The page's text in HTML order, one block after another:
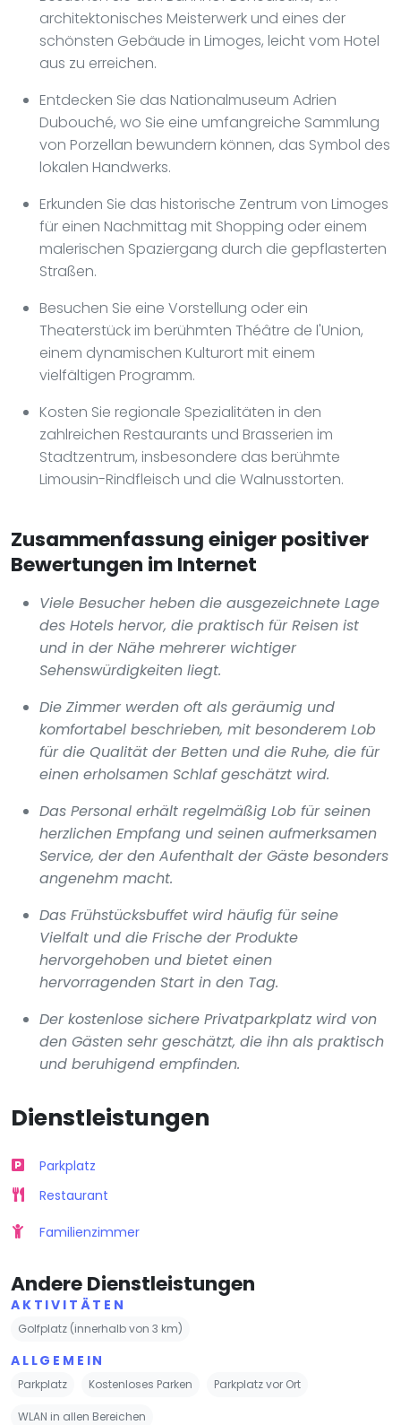
architektonisches Meisterwerk und eines der
schönsten Gebäude in Limoges, leicht vom Hotel
aus zu erreichen.
Entdecken Sie das Nationalmuseum Adrien
Dubouché, wo Sie eine umfangreiche Sammlung
von Porzellan bewundern können, das Symbol des
lokalen Handwerks.
Erkunden Sie das historische Zentrum von Limoges
für einen Nachmittag mit Shopping oder einem
malerischen Spaziergang durch die gepflasterten
Straßen.
Besuchen Sie eine Vorstellung oder ein
Theaterstück im berühmten Théâtre de l'Union,
einem dynamischen Kulturort mit einem
vielfältigen Programm.
Kosten Sie regionale Spezialitäten in den
zahlreichen Restaurants und Brasserien im
Stadtzentrum, insbesondere das berühmte
Limousin-Rindfleisch und die Walnusstorten.
Zusammenfassung einiger positiver
Bewertungen im Internet
Viele Besucher heben die ausgezeichnete Lage
des Hotels hervor, die praktisch für Reisen ist
und in der Nähe mehrerer wichtiger
Sehenswürdigkeiten liegt.
Die Zimmer werden oft als geräumig und
komfortabel beschrieben, mit besonderem Lob
für die Qualität der Betten und die Ruhe, die für
einen erholsamen Schlaf geschätzt wird.
Das Personal erhält regelmäßig Lob für seinen
herzlichen Empfang und seinen aufmerksamen
Service, der den Aufenthalt der Gäste besonders
angenehm macht.
Das Frühstücksbuffet wird häufig für seine
Vielfalt und die Frische der Produkte
hervorgehoben und bietet einen
hervorragenden Start in den Tag.
Der kostenlose sichere Privatparkplatz wird von
den Gästen sehr geschätzt, die ihn als praktisch
und beruhigend empfinden.
Dienstleistungen
Parkplatz
Restaurant
Familienzimmer
Andere Dienstleistungen
AKTIVITÄTEN
Golfplatz (innerhalb von 3 km)
ALLGEMEIN
Parkplatz Kostenloses Parken Parkplatz vor Ort
WLAN in allen Bereichen